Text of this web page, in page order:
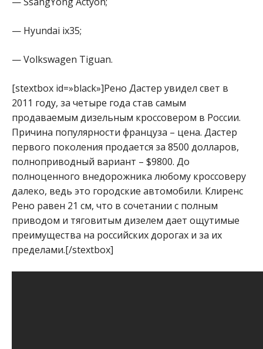
— Hyundai ix35;
— Volkswagen Tiguan.
[stextbox id=»black»]Рено Дастер увидел свет в
2011 году, за четыре года став самым
продаваемым дизельным кроссовером в России.
Причина популярности француза – цена. Дастер
первого поколения продается за 8500 долларов,
полноприводный вариант – $9800. До
полноценного внедорожника любому кроссоверу
далеко, ведь это городские автомобили. Клиренс
Рено равен 21 см, что в сочетании с полным
приводом и тяговитым дизелем дает ощутимые
преимущества на российских дорогах и за их
пределами.[/stextbox]